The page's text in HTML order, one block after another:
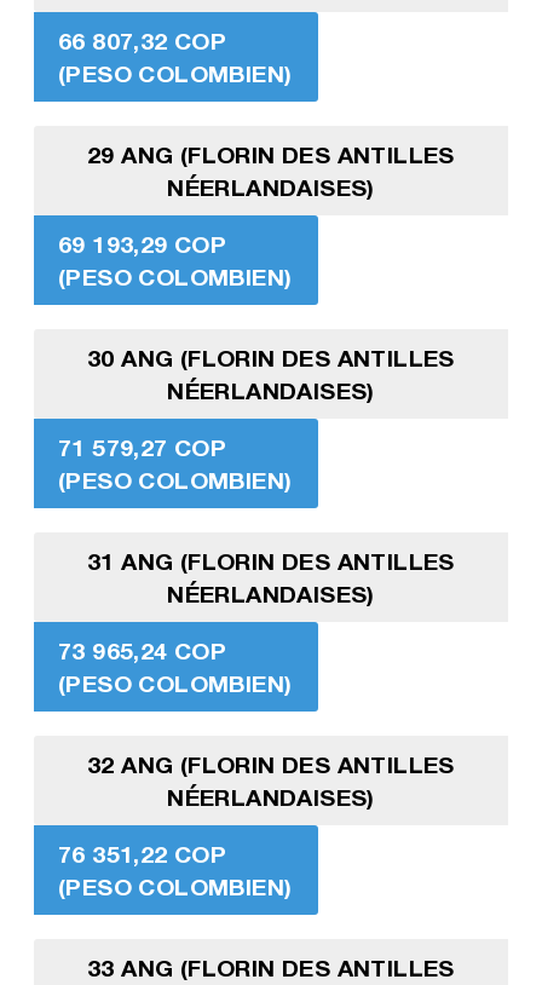
66 807,32 COP
(PESO COLOMBIEN)
29 ANG (FLORIN DES ANTILLES
NÉERLANDAISES)
69 193,29 COP
(PESO COLOMBIEN)
30 ANG (FLORIN DES ANTILLES
NÉERLANDAISES)
71 579,27 COP
(PESO COLOMBIEN)
31 ANG (FLORIN DES ANTILLES
NÉERLANDAISES)
73 965,24 COP
(PESO COLOMBIEN)
32 ANG (FLORIN DES ANTILLES
NÉERLANDAISES)
76 351,22 COP
(PESO COLOMBIEN)
33 ANG (FLORIN DES ANTILLES